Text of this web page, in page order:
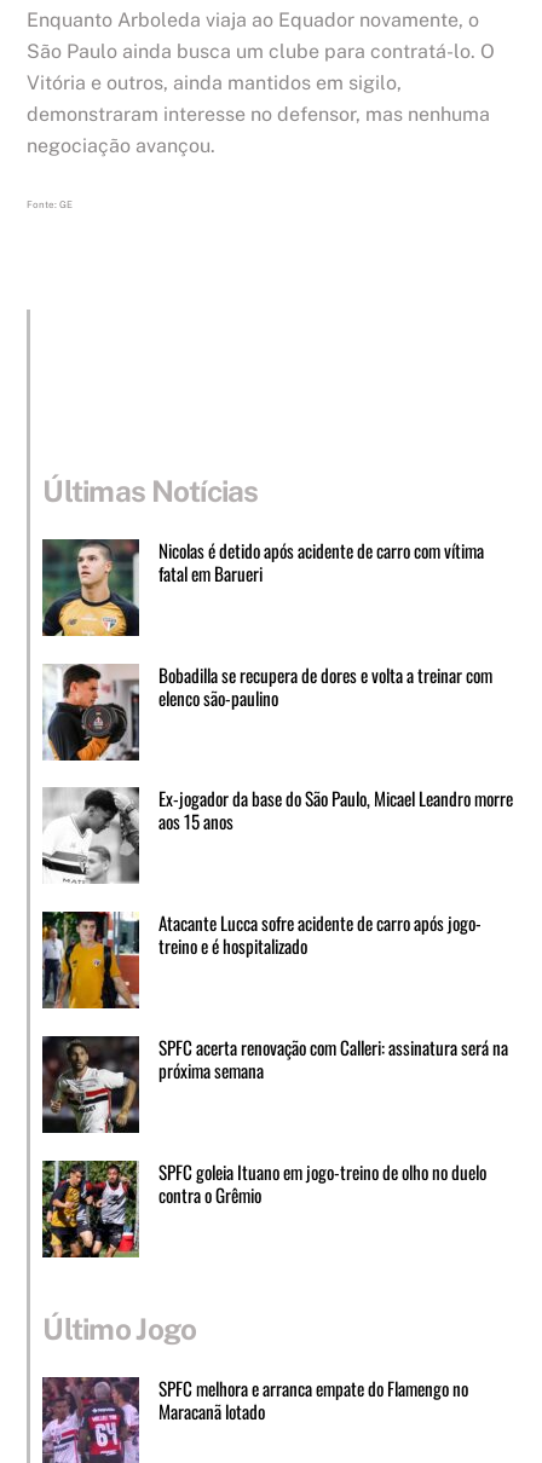
Enquanto Arboleda viaja ao Equador novamente, o
São Paulo ainda busca um clube para contratá-lo. O
Vitória e outros, ainda mantidos em sigilo,
demonstraram interesse no defensor, mas nenhuma
negociação avançou.
Fonte: GE
Últimas Notícias
Nicolas é detido após acidente de carro com vítima
fatal em Barueri
Bobadilla se recupera de dores e volta a treinar com
elenco são-paulino
Ex-jogador da base do São Paulo, Micael Leandro morre
aos 15 anos
Atacante Lucca sofre acidente de carro após jogo-
treino e é hospitalizado
SPFC acerta renovação com Calleri: assinatura será na
próxima semana
SPFC goleia Ituano em jogo-treino de olho no duelo
contra o Grêmio
Último Jogo
SPFC melhora e arranca empate do Flamengo no
Maracanã lotado